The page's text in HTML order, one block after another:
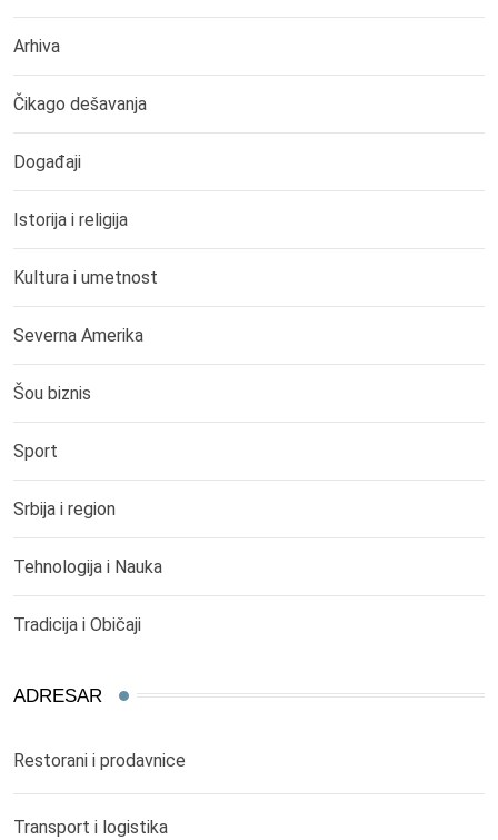
Arhiva
Čikago dešavanja
Događaji
Istorija i religija
Kultura i umetnost
Severna Amerika
Šou biznis
Sport
Srbija i region
Tehnologija i Nauka
Tradicija i Običaji
ADRESAR
Restorani i prodavnice
Transport i logistika